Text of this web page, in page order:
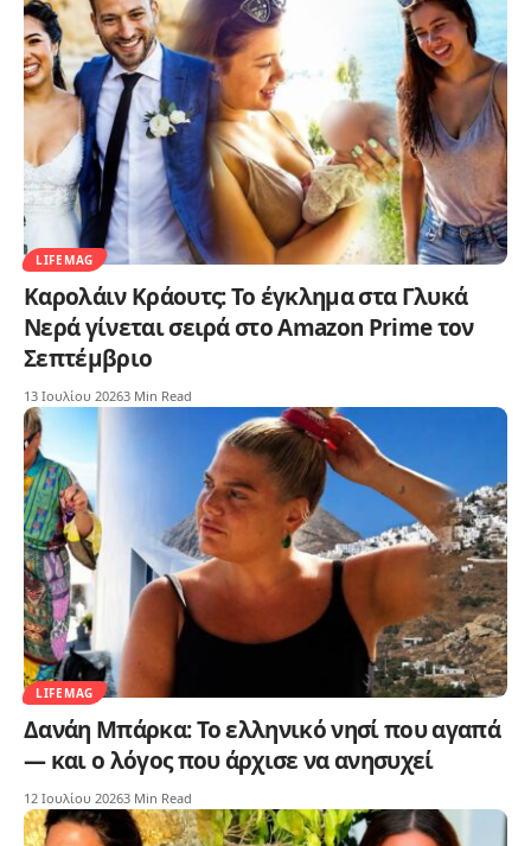
LIFEMAG
Καρολάιν Κράουτς: Το έγκλημα στα Γλυκά
Νερά γίνεται σειρά στο Amazon Prime τον
Σεπτέμβριο
13 Ιουλίου 20263 Min Read
LIFEMAG
Δανάη Μπάρκα: Το ελληνικό νησί που αγαπά
— και ο λόγος που άρχισε να ανησυχεί
12 Ιουλίου 20263 Min Read